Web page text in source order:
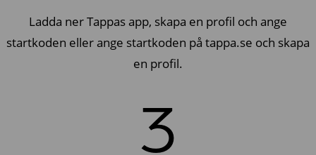
Ladda ner Tappas app, skapa en profil och ange
startkoden eller ange startkoden på tappa.se och skapa
en profil.
3